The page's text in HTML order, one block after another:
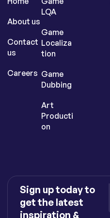
About us
Contact
us
Careers
LQA
Game
Localiza
tion
Game
Dubbing
Art
Producti
on
Sign up today to
get the latest
inspiration &